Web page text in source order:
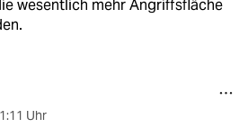
wesentlich mehr Angriffsfläche
Uhr